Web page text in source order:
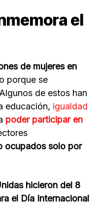
el
de mujeres en
porque se
Algunos de estos han
educación, igualdad
poder participar en
ocupados solo por
hicieron del 8
el Día Internacional